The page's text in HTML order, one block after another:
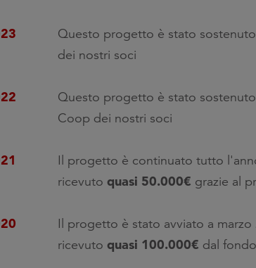
Questo progetto è stato
dei nostri soci
Questo progetto è stato
Coop dei nostri soci
Il progetto è continuato tutto
ricevuto quasi 50.000€ grazie al
Il progetto è stato avviato a
ricevuto quasi 100.000€ dal